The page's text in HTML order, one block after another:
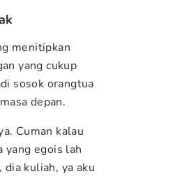
menitipkan
yang cukup
sosok orangtua
depan.
Cuman kalau
yang egois lah
kuliah, ya aku